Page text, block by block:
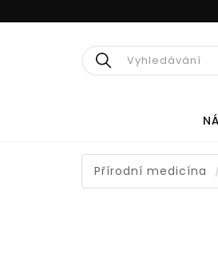
Hledat
Přírodní medicína